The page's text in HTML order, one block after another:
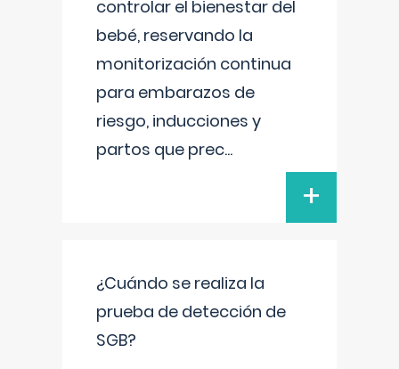
controlar el bienestar del
bebé, reservando la
monitorización continua
para embarazos de
riesgo, inducciones y
partos que prec...
+
¿Cuándo se realiza la
prueba de detección de
SGB?